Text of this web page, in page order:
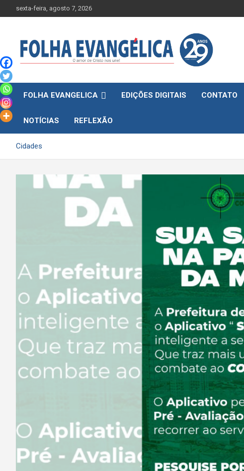
to
sexta-feira, agosto 7, 2026
FOLHA EVANGELICA EDIÇÕES DIGITAIS CONTATO
NOTÍCIAS REFLEXÃO
Cidades